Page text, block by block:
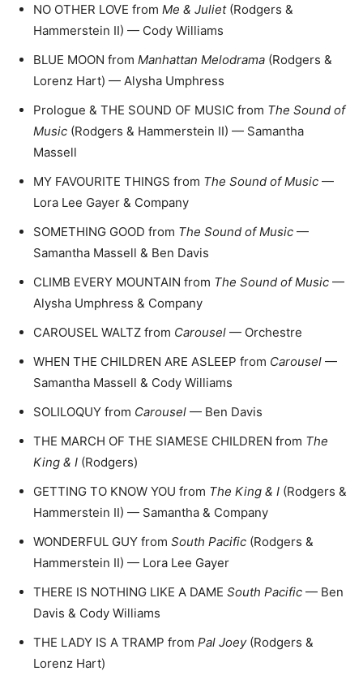
NO OTHER LOVE from Me & Juliet(Rodgers &
Hammerstein II) — Cody Williams
BLUE MOON from Manhattan Melodrama (Rodgers &
Lorenz Hart) — Alysha Umphress
Prologue & THE SOUND OF MUSIC from The Sound of
Music (Rodgers & Hammerstein II) — Samantha
Massell
MY FAVOURITE THINGS from The Sound of Music —
Lora Lee Gayer & Company
SOMETHING GOOD from The Sound of Music —
Samantha Massell & Ben Davis
CLIMB EVERY MOUNTAIN from The Sound of Music —
Alysha Umphress & Company
CAROUSEL WALTZ from Carousel — Orchestre
WHEN THE CHILDREN ARE ASLEEP from Carousel —
Samantha Massell & Cody Williams
SOLILOQUY from Carousel — Ben Davis
THE MARCH OF THE SIAMESE CHILDREN from The
King & I (Rodgers)
GETTING TO KNOW YOU from The King & I (Rodgers &
Hammerstein II) — Samantha & Company
WONDERFUL GUY from South Pacific (Rodgers &
Hammerstein II) — Lora Lee Gayer
THERE IS NOTHING LIKE A DAME South Pacific — Ben
Davis & Cody Williams
THE LADY IS A TRAMP from Pal Joey(Rodgers &
Lorenz Hart)